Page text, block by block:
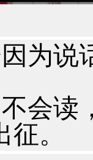
为说
会读
。